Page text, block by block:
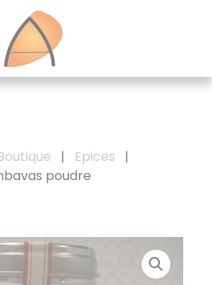
| Epices
|
poudre